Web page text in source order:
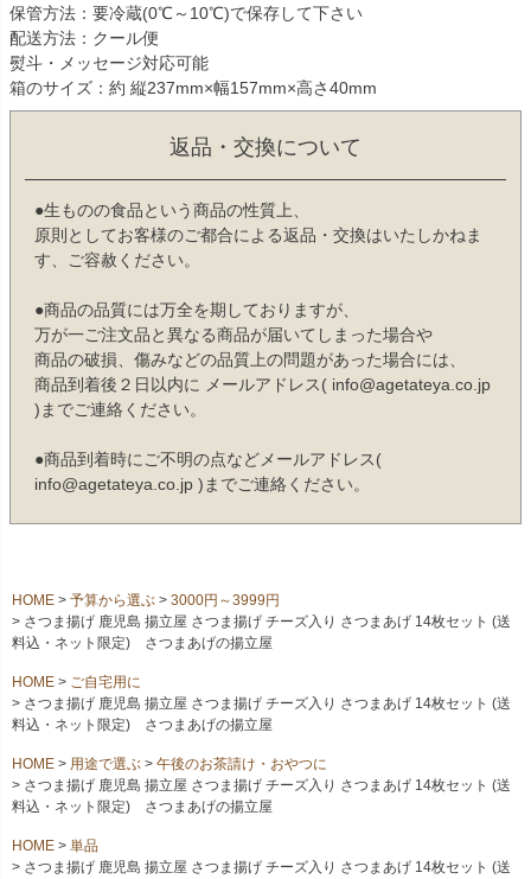
保管方法：要冷蔵(0℃～10℃)で保存して下さい
配送方法：クール便
熨斗・メッセージ対応可能
箱のサイズ：約 縦237mm×幅157mm×高さ40mm
返品・交換について
●生ものの食品という商品の性質上、
原則としてお客様のご都合による返品・交換はいたしかねま
す、ご容赦ください。
●商品の品質には万全を期しておりますが、
万が一ご注文品と異なる商品が届いてしまった場合や
商品の破損、傷みなどの品質上の問題があった場合には、
商品到着後２日以内に メールアドレス( info@agetateya.co.jp
)までご連絡ください。
●商品到着時にご不明の点などメールアドレス(
info@agetateya.co.jp )までご連絡ください。
HOME 予算から選ぶ
3000円～3999円
さつま揚げ 鹿児島 揚立屋 さつま揚げ チーズ入り さつまあげ 14枚セット (送
料込・ネット限定) さつまあげの揚立屋
HOME
ご自宅用に
さつま揚げ 鹿児島 揚立屋 さつま揚げ チーズ入り さつまあげ 14枚セット (送
料込・ネット限定) さつまあげの揚立屋
HOME 用途で選ぶ
午後のお茶請け・おやつに
さつま揚げ 鹿児島 揚立屋 さつま揚げ チーズ入り さつまあげ 14枚セット (送
料込・ネット限定) さつまあげの揚立屋
HOME
単品
さつま揚げ 鹿児島 揚立屋 さつま揚げ チーズ入り さつまあげ 14枚セット (送